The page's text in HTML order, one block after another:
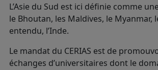
L’Asie du Sud est ici définie comme
le Bhoutan, les Maldives, le Myanmar,
entendu, l’Inde.
Le mandat du CERIAS est de
échanges d’universitaires dont le